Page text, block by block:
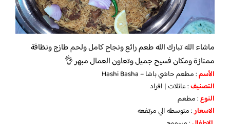
ماشاء الله تبارك الله طعم رائع ونجاح كامل ولحم طازج ونظافة
ممتازة ومكان فسيح جميل وتعاون العمال مبهر 👌
الأسم: مطعم حاشي باشا – Hashi Basha
التصنيف: عائلات | افراد
النوع: مطعم
الاسعار: متوسطه الي مرتفعه